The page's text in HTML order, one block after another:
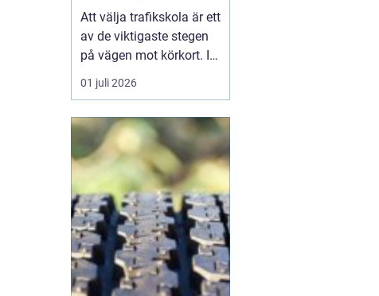
körkortet
Att välja trafikskola är ett
av de viktigaste stegen
på vägen mot körkort. I
Borlänge finns flera
alternativ, men
kan vara stora. Den som
vill hitta en trafikskola i
Borlänge som passar
både plånbok, tidsplan
och sätt att lära...
01 juli 2026